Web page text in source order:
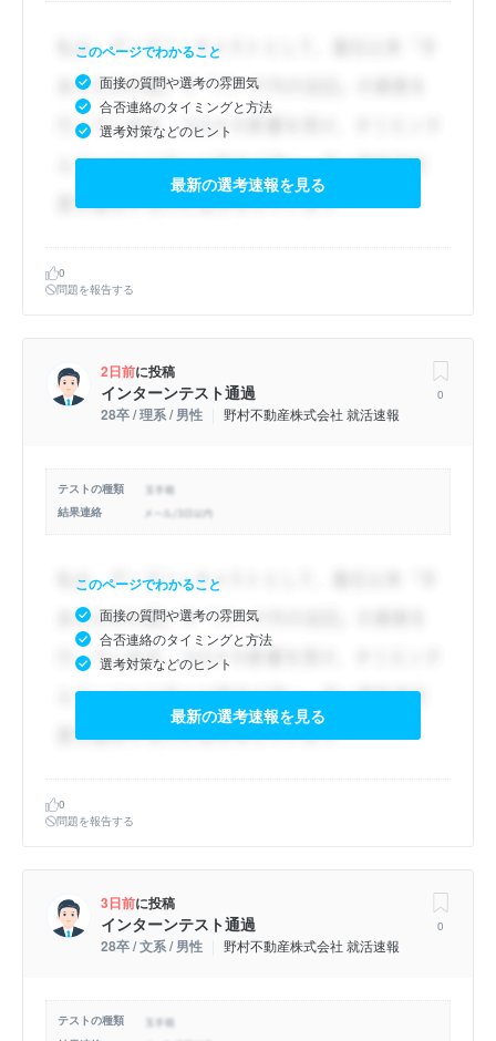
このページでわかること
面接の質問や選考の雰囲気
合否連絡のタイミングと方法
選考対策などのヒント
最新の選考速報を見る
0
問題を報告する
2日前に投稿
インターンテスト通過
28卒 / 理系 / 男性 野村不動産株式会社 就活速報
0
テストの種類
結果連絡
このページでわかること
面接の質問や選考の雰囲気
合否連絡のタイミングと方法
選考対策などのヒント
最新の選考速報を見る
0
問題を報告する
3日前に投稿
インターンテスト通過
28卒 / 文系 / 男性 野村不動産株式会社 就活速報
0
テストの種類